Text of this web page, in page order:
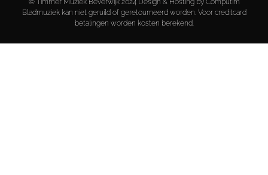
© Timmer Muziek Beverwijk 2024 Design & Hosting by Computim
Bladmuziek kan niet geruild of geretourneerd worden. Voor creditcard
betalingen worden kosten berekend.